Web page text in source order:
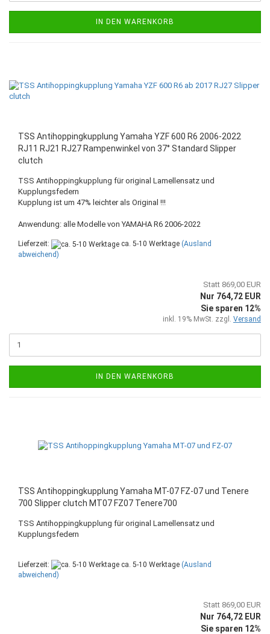
IN DEN WARENKORB
TSS Antihoppingkupplung Yamaha YZF 600 R6 2006-2022
RJ11 RJ21 RJ27 Rampenwinkel von 37° Standard Slipper
clutch
TSS Antihoppingkupplung für original Lamellensatz und
Kupplungsfedern
Kupplung ist um 47% leichter als Original !!!
Anwendung: alle Modelle von YAMAHA R6 2006-2022
Lieferzeit: ca. 5-10 Werktage (Ausland
abweichend)
Statt 869,00 EUR
Nur 764,72 EUR
Sie sparen 12%
inkl. 19% MwSt. zzgl. Versand
IN DEN WARENKORB
TSS Antihoppingkupplung Yamaha MT-07 FZ-07 und Tenere
700 Slipper clutch MT07 FZ07 Tenere700
TSS Antihoppingkupplung für original Lamellensatz und
Kupplungsfedern
Lieferzeit: ca. 5-10 Werktage (Ausland
abweichend)
Statt 869,00 EUR
Nur 764,72 EUR
Sie sparen 12%